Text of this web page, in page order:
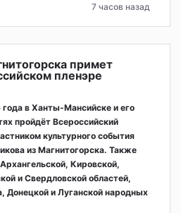
7 часов назад
примет
пленэре
в Ханты-Мансийске и его
пройдёт Всероссийский
культурного события
из Магнитогорска. Также
Кировской,
и Свердловской областей,
и Луганской народных